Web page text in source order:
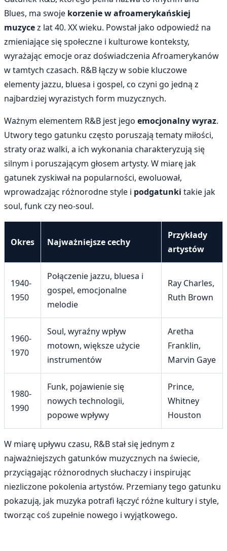
Blues, ma swoje korzenie w afroamerykańskiej
muzycez lat 40. XX wieku. Powstał jako odpowiedź na
zmieniające się społeczne i kulturowe konteksty,
wyrażając emocje oraz doświadczenia Afroamerykanów
w tamtych czasach. R&B łączy w sobie kluczowe
elementy jazzu, bluesa i gospel, co czyni go jedną z
najbardziej wyrazistych form muzycznych.
Ważnym elementem R&B jest jego emocjonalny wyraz.
Utwory tego gatunku często poruszają tematy miłości,
straty oraz walki, a ich wykonania charakteryzują się
silnym i poruszającym głosem artysty. W miarę jak
gatunek zyskiwał na popularności, ewoluował,
wprowadzając różnorodne style i podgatunki takie jak
soul, funk czy neo-soul.
Okres Najważniejsze cechy
Przykłady
artystów
1940-
1950
Połączenie jazzu, bluesa i
gospel, emocjonalne
melodie
Ray Charles,
Ruth Brown
1960-
1970
Soul, wyraźny wpływ
motown, większe użycie
instrumentów
Aretha
Franklin,
Marvin Gaye
1980-
1990
Funk, pojawienie się
nowych technologii,
popowe wpływy
Prince,
Whitney
Houston
W miarę upływu czasu, R&B stał się jednym z
najważniejszych gatunków muzycznych na świecie,
przyciągając różnorodnych słuchaczy i inspirując
niezliczone pokolenia artystów. Przemiany tego gatunku
pokazują, jak muzyka potrafi łączyć różne kultury i style,
tworząc coś zupełnie nowego i wyjątkowego.